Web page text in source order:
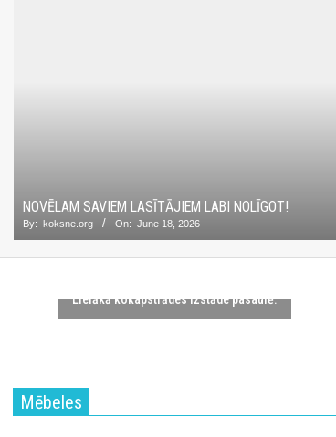
NOVĒLAM SAVIEM LASĪTĀJIEM LABI NOLĪGOT!
By: koksne.org On: June 18, 2026
Lielākā kokapstrādes izstāde pasaulē.
Mēbeles